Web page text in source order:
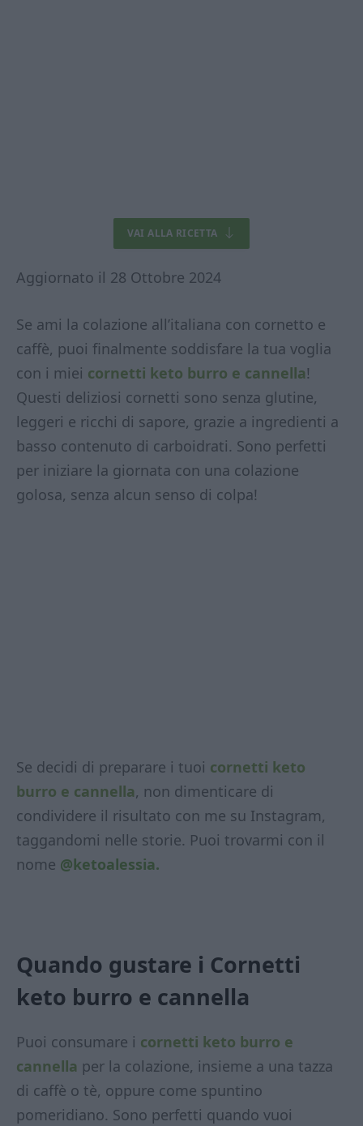
VAI ALLA RICETTA
Aggiornato il 28 Ottobre 2024
Se ami la colazione all’italiana con cornetto e
caffè, puoi finalmente soddisfare la tua voglia
con i miei cornetti keto burro e cannella!
Questi deliziosi cornetti sono senza glutine,
leggeri e ricchi di sapore, grazie a ingredienti a
basso contenuto di carboidrati. Sono perfetti
per iniziare la giornata con una colazione
golosa, senza alcun senso di colpa!
Se decidi di preparare i tuoi cornetti keto
burro e cannella, non dimenticare di
condividere il risultato con me su Instagram,
taggandomi nelle storie. Puoi trovarmi con il
nome @ketoalessia.
Quando gustare i Cornetti
keto burro e cannella
Puoi consumare i cornetti keto burro e
cannella per la colazione, insieme a una tazza
di caffè o tè, oppure come spuntino
pomeridiano. Sono perfetti quando vuoi